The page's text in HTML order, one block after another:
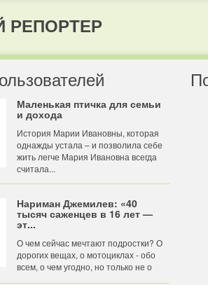
РЕПОРТЕР
Маленькая птичка для семьи
и дохода
История Марии Ивановны, которая
однажды устала – и позволила себе
жить легче Мария Ивановна всегда
считала...
Нариман Джемилев: «40
тысяч саженцев в 16 лет —
эт...
О чем сейчас мечтают подростки? О
дорогих вещах, о мотоциклах - обо
всем, о чем угодно, но только не о